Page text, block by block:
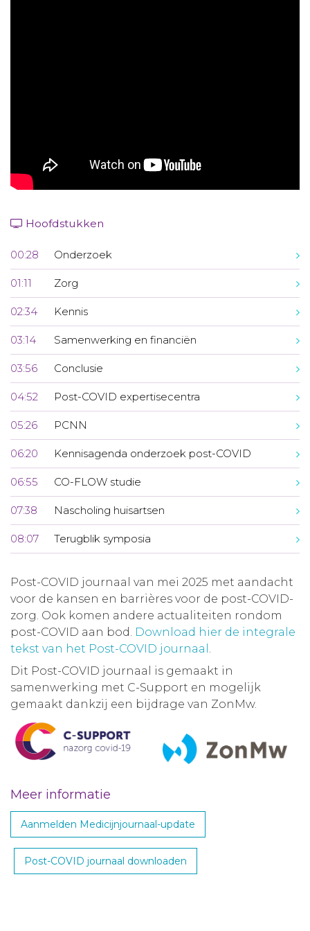
Hoofdstukken
00:28 Onderzoek
01:11 Zorg
02:34 Kennis
03:14 Samenwerking en financiën
03:56 Conclusie
04:52 Post-COVID expertisecentra
05:26 PCNN
06:20 Kennisagenda onderzoek post-COVID
06:55 CO-FLOW studie
07:38 Nascholing huisartsen
08:07 Terugblik symposia
Post-COVID journaal van mei 2025 met aandacht
voor de kansen en barrières voor de post-COVID-
zorg. Ook komen andere actualiteiten rondom
post-COVID aan bod. Download hier de integrale
tekst van het Post-COVID journaal .
Dit Post-COVID journaal is gemaakt in
samenwerking met C-Support en mogelijk
gemaakt dankzij een bijdrage van ZonMw.
Meer informatie
Aanmelden Medicijnjournaal-update
Post-COVID journaal downloaden